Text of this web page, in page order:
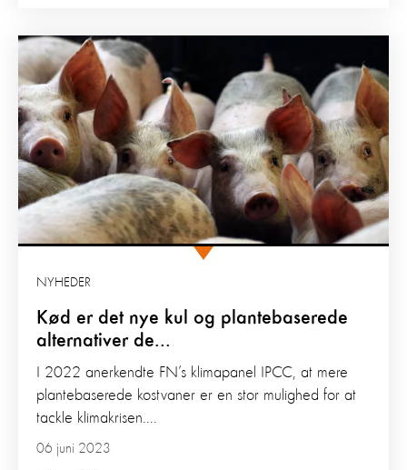
Kød er det nye kul og plantebaserede
alternativer de...
NYHEDER
06 juni 2023
I 2022 anerkendte FN’s klimapanel IPCC, at mere
plantebaserede kostvaner er en stor mulighed for at
tackle klimakrisen....